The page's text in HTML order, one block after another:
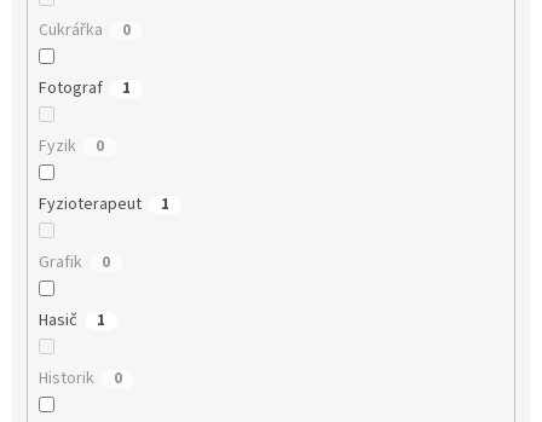
Cukrářka 0
Fotograf 1
Fyzik 0
Fyzioterapeut 1
Grafik 0
Hasič 1
Historik 0